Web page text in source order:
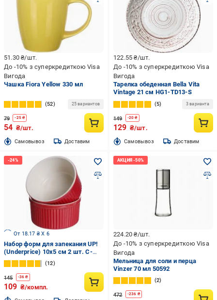
51.30₴/шт.
До -10% з суперкредиткою Visa
Вигода
Чашка Fiora Yellow 330 мл
52 25 вариантов
79 -25 ₴
54 ₴/шт.
Cамовывоз Доставим
122.55₴/шт.
До -10% з суперкредиткою Visa
Вигода
Тарелка обеденная Bella Vita
Vintage 21 см HG1-TD13-S
5 3 варианта
149 -20 ₴
129 ₴/шт.
Cамовывоз Доставим
От 18.17 ₴ X 6
Набор форм для запекания UP!
(Underprice) 10x5 см 2 шт. C-
BDN30-4
12
145 -36 ₴
109 ₴/компл.
224.20₴/шт.
До -10% з суперкредиткою Visa
Вигода
Мельница для соли и перца
Vinzer 70 мл 50592
2
472 -236 ₴